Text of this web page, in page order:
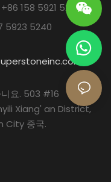
158 5921 5241
5923 5240
요. 503 #16
Xiang' an District,
City 중국.